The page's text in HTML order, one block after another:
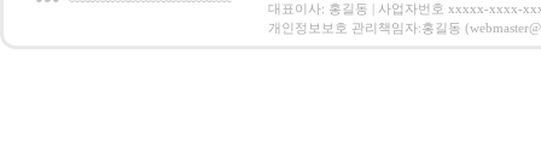
대표이사: 홍길동 | 사업자번호 xxxxx-xxxx-
개인정보보호 관리책임자:홍길동